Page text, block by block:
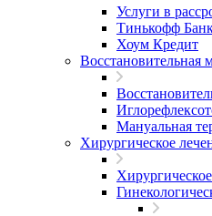
Услуги в
Тинькофф
Хоум Кредит
Восстановительная
Мануальная
Хирургическое